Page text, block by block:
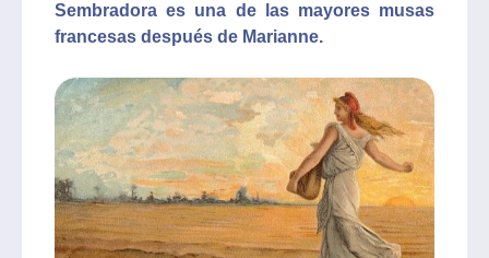
Sembradora es una de las mayores musas
francesas después de Marianne.